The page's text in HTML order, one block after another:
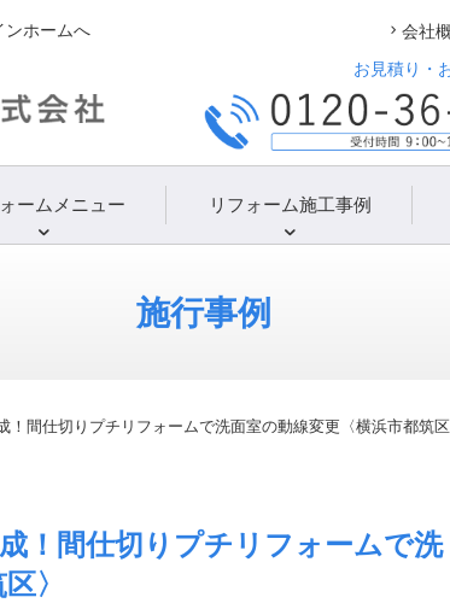
ンホームへ 会社
お見積り・
ームメニュー リフォーム施工事例
施行事例
！間仕切りプチリフォームで洗面室の動線変更〈横浜市都筑区
！間仕切りプチリフォームで洗
〉